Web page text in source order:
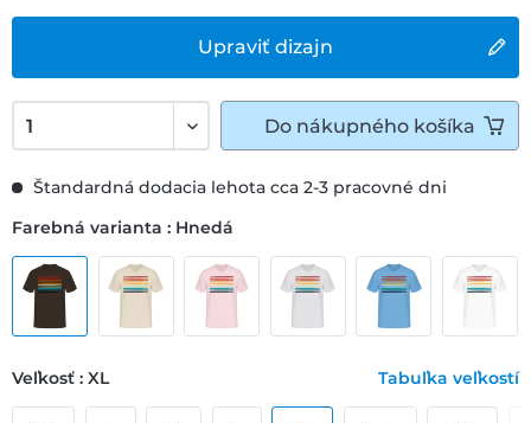
Upraviť dizajn
Štandardná dodacia lehota cca 2-3 pracovné dni
Farebná varianta : Hnedá
Veľkosť : XL Tabuľka veľkostí
Do nákupného košíka